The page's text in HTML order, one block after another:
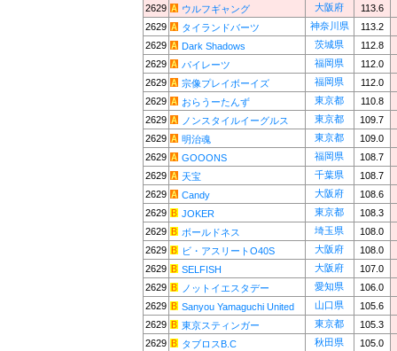
2629
ウルフギャング 大阪府
113.6
2629
タイランドバーツ 神奈川県
113.2
2629
Dark Shadows 茨城県
112.8
2629
パイレーツ 福岡県
112.0
2629
宗像プレイボーイズ 福岡県
112.0
2629
おらうーたんず 東京都
110.8
2629
ノンスタイルイーグルス 東京都
109.7
2629
明治魂 東京都
109.0
2629
GOOONS 福岡県
108.7
2629
天宝 千葉県
108.7
2629
Candy 大阪府
108.6
2629
JOKER 東京都
108.3
2629
ボールドネス 埼玉県
108.0
2629
ビ・アスリートO40S 大阪府
108.0
2629
SELFISH 大阪府
107.0
2629
ノットイエスタデー 愛知県
106.0
2629
Sanyou Yamaguchi United 山口県
105.6
2629
東京スティンガー 東京都
105.3
2629
タブロスB.C 秋田県
105.0